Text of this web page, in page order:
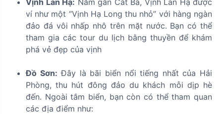
ví như một “Vịnh Hạ Long thu nhỏ” với hàng ngàn
đảo đá vôi nhấp nhô trên mặt nước. Bạn có thể
tham gia các tour du lịch bằng thuyền để khám
phá vẻ đẹp của vịnh
Đồ Sơn: Đây là bãi biển nổi tiếng nhất của Hải
Phòng, thu hút đông đảo du khách mỗi dịp hè
đến. Ngoài tắm biển, bạn còn có thể tham quan
các địa điểm như: